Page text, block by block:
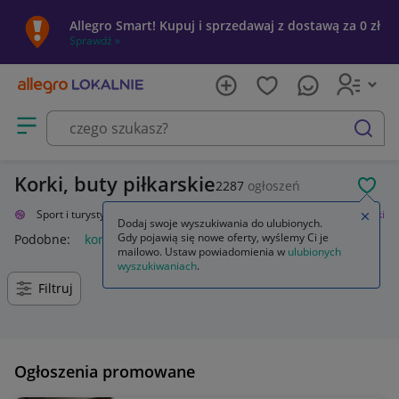
Allegro Smart! Kupuj i sprzedawaj z dostawą za 0 zł
Sprawdź »
Otwórz menu z kategoriami
szukaj
Korki, buty piłkarskie2287 ogłoszeń
Sport i turystyka Korki
Podobne: korki korki piłkarskie korki nike korki adidas
Filtruj
Ogłoszenia promowane
Dodaj swoje wyszukiwania do ulubionych.
Gdy pojawią się nowe oferty, wyślemy Ci je
mailowo. Ustaw powiadomienia w ulubionych
wyszukiwaniach.